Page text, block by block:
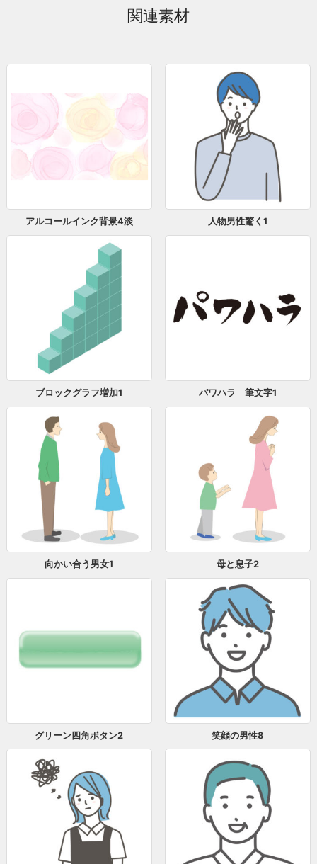
関連素材
アルコールインク背景4淡 人物男性驚く1
ブロックグラフ増加1 パワハラ 筆文字1
向かい合う男女1 母と息子2
グリーン四角ボタン2 笑顔の男性8